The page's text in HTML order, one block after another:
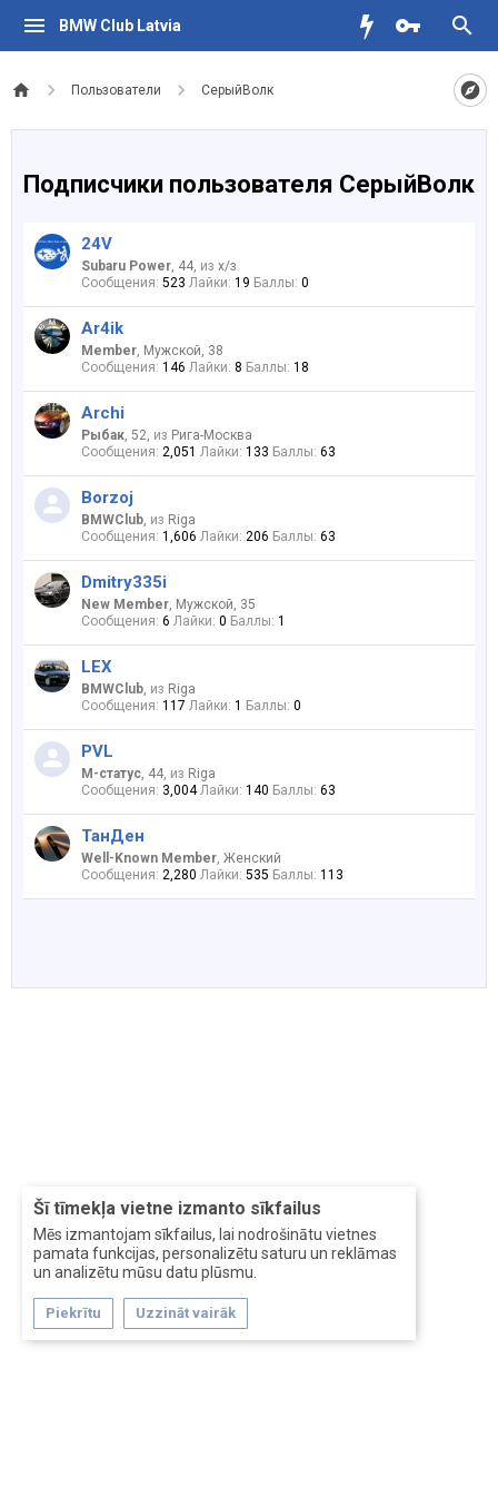
BMW Club Latvia
Пользователи СерыйВолк
Šī tīmekļa vietne izmanto sīkfailus
Mēs izmantojam sīkfailus, lai nodrošinātu vietnes
pamata funkcijas, personalizētu saturu un reklāmas
un analizētu mūsu datu plūsmu.
Piekrītu Uzzināt vairāk
Подписчики пользователя СерыйВолк
24V
Subaru Power, 44, из x/з
Сообщения: 523 Лайки: 19 Баллы: 0
Ar4ik
Member, Мужской, 38
Сообщения: 146 Лайки: 8 Баллы: 18
Archi
Рыбак, 52, из Рига-Москва
Сообщения: 2,051 Лайки: 133 Баллы: 63
Borzoj
BMWClub, из Riga
Сообщения: 1,606 Лайки: 206 Баллы: 63
Dmitry335i
New Member, Мужской, 35
Сообщения: 6 Лайки: 0 Баллы: 1
LEX
BMWClub, из Riga
Сообщения: 117 Лайки: 1 Баллы: 0
PVL
M-статус, 44, из Riga
Сообщения: 3,004 Лайки: 140 Баллы: 63
ТанДен
Well-Known Member, Женский
Сообщения: 2,280 Лайки: 535 Баллы: 113